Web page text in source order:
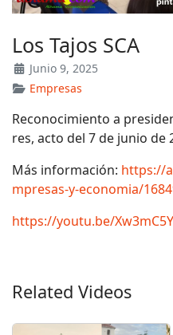
Los Tajos SCA
Junio 9, 2025
Empresas
Reconocimiento a
res, acto del 7 de junio de
Más información: https://
mpresas-y-economia/
https://youtu.be/
Related Videos